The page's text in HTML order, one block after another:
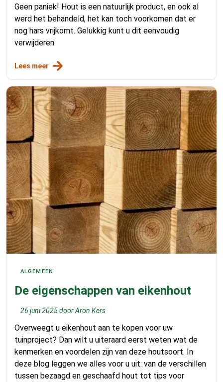
Geen paniek! Hout is een natuurlijk product, en ook al
werd het behandeld, het kan toch voorkomen dat er
nog hars vrijkomt. Gelukkig kunt u dit eenvoudig
verwijderen.
Lees meer
ALGEMEEN
De eigenschappen van eikenhout
26 juni 2025doorAron Kers
Overweegt u eikenhout aan te kopen voor uw
tuinproject? Dan wilt u uiteraard eerst weten wat de
kenmerken en voordelen zijn van deze houtsoort. In
deze blog leggen we alles voor u uit: van de verschillen
tussen bezaagd en geschaafd hout tot tips voor